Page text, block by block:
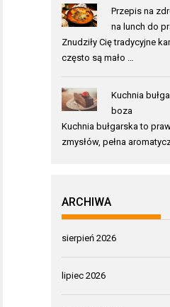
Przepis na
na lunch do
Znudziły Cię tradycyjne
często są mało …
Kuchnia
boza
Kuchnia bułgarska to
zmysłów, pełna
ARCHIWA
sierpień 2026
lipiec 2026